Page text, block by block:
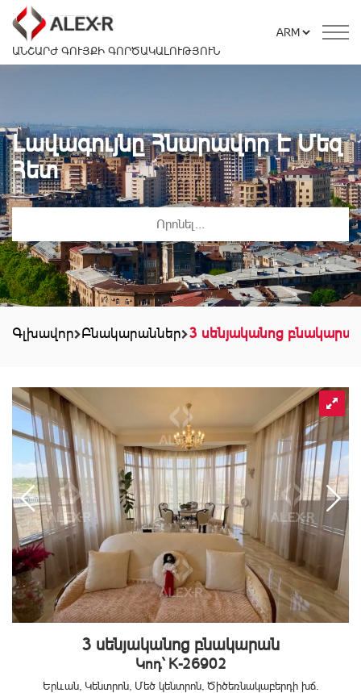
ԱՆՇԱՐԺ ԳՈՒՅՔԻ ԳՈՐԾԱԿԱԼՈՒԹՅՈՒՆ
Լավագույնը Հնարավոր Է Մեզ
Հետ
Գլխավոր Բնակարաններ 3 սենյականոց բնակարան
3 սենյականոց բնակարան
Կոդ` K-26902
Երևան, Կենտրոն, Մեծ կենտրոն, Ծիծեռնակաբերդի խճ.